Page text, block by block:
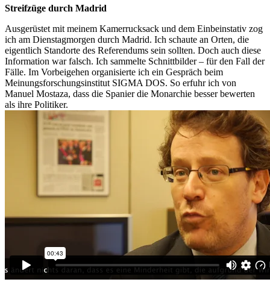
Streifzüge durch Madrid
Ausgerüstet mit meinem Kamerrucksack und dem Einbeinstativ zog
ich am Dienstagmorgen durch Madrid. Ich schaute an Orten, die
eigentlich Standorte des Referendums sein sollten. Doch auch diese
Information war falsch. Ich sammelte Schnittbilder – für den Fall der
Fälle. Im Vorbeigehen organisierte ich ein Gespräch beim
Meinungsforschungsinstitut SIGMA DOS. So erfuhr ich von
Manuel Mostaza, dass die Spanier die Monarchie besser bewerten
als ihre Politiker.